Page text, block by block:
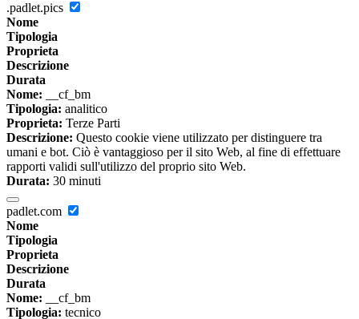
.padlet.pics
Nome
Tipologia
Proprieta
Descrizione
Durata
Nome: __cf_bm
Tipologia: analitico
Proprieta: Terze Parti
Descrizione: Questo cookie viene utilizzato per distinguere tra
umani e bot. Ciò è vantaggioso per il sito Web, al fine di effettuare
rapporti validi sull'utilizzo del proprio sito Web.
Durata: 30 minuti
padlet.com
Nome
Tipologia
Proprieta
Descrizione
Durata
Nome: __cf_bm
Tipologia: tecnico